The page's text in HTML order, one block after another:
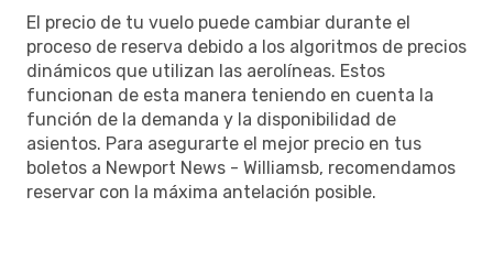
El precio de tu vuelo puede cambiar durante el
proceso de reserva debido a los algoritmos de precios
dinámicos que utilizan las aerolíneas. Estos
funcionan de esta manera teniendo en cuenta la
función de la demanda y la disponibilidad de
asientos. Para asegurarte el mejor precio en tus
boletos a Newport News - Williamsb, recomendamos
reservar con la máxima antelación posible.